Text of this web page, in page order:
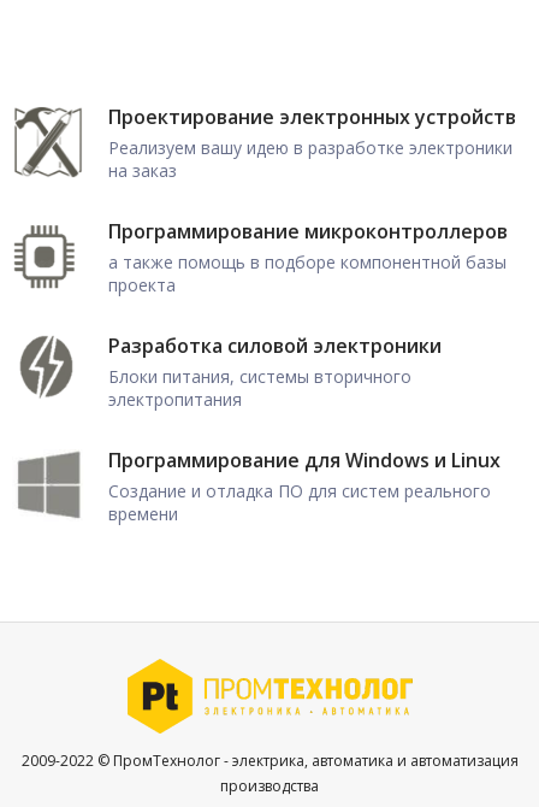
Проектирование электронных устройств
Реализуем вашу идею в разработке электроники
на заказ
Программирование микроконтроллеров
а также помощь в подборе компонентной базы
проекта
Разработка силовой электроники
Блоки питания, системы вторичного
электропитания
Программирование для Windows и Linux
Создание и отладка ПО для систем реального
времени
2009-2022 © ПромТехнолог - электрика, автоматика и автоматизация
производства